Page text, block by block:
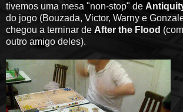
tivemos uma mesa "non-stop" de
do jogo (Bouzada, Victor, Warny e
chegou a terninar de After the Flood
outro amigo deles).